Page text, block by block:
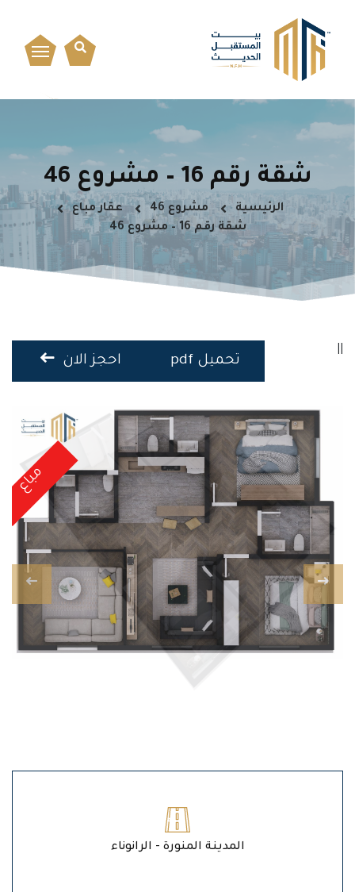
شقة رقم 16 – مشروع 46
الرئيسية مشروع 46
عقار مباع
شقة رقم 16 – مشروع 46
احجز الان تحميل pdf
مباع
المدينة المنورة - الرانوناء